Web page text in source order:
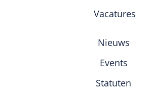
Vacatures
Nieuws
Events
Statuten